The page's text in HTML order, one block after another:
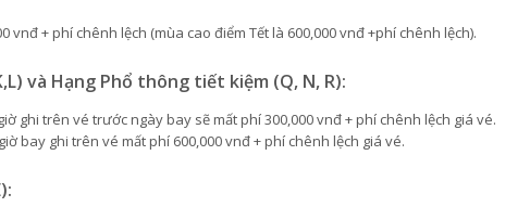
vnđ + phí chênh lệch (mùa cao điểm Tết là 600,000 vnđ +phí chênh lệch).
và Hạng Phổ thông tiết kiệm (Q, N, R):
ghi trên vé trước ngày bay sẽ mất phí 300,000 vnđ + phí chênh lệch giá vé.
bay ghi trên vé mất phí 600,000 vnđ + phí chênh lệch giá vé.